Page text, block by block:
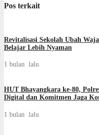
Pos terkait
Revitalisasi Sekolah Ubah
Belajar Lebih Nyaman
1 bulan lalu
HUT Bhayangkara ke-80,
Digital dan Komitmen Jaga
1 bulan lalu